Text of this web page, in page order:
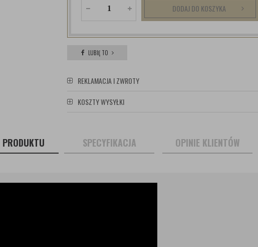
DODAJ DO KOSZYKA
LUBIĘ TO
REKLAMACJA I ZWROTY
KOSZTY WYSYŁKI
SPECYFIKACJA OPINIE KLIENTÓW